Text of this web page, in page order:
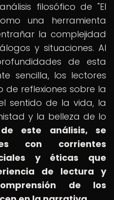
filosófico de "El
una herramienta
la complejidad
y situaciones. Al
de esta
sencilla, los lectores
de reflexiones sobre la
sentido de la vida, la
y la belleza de lo
este análisis, se
con corrientes
y éticas que
de lectura y
de los